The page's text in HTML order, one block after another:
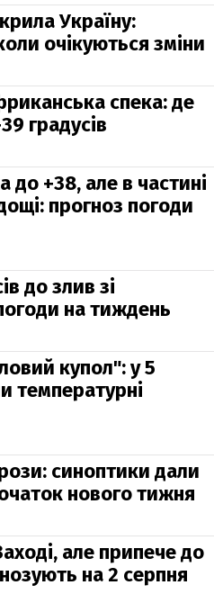
Україну:
очікуються зміни
спека: де
градусів
до +38, але в частині
прогноз погоди
до злив зі
на тиждень
купол": у 5
температурні
синоптики дали
нового тижня
але припече до
на 2 серпня